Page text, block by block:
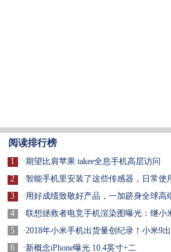
阅读排行榜
1
2
3
4
5
6
·期望比肩苹果 takee全息手机高层访问
·智能手机里安装了这些传感器，日常使
·用好成绩致敬好产品，一加跻身全球高
·联想拯救者电竞手机渲染图曝光：继小
·2018年小米手机出货量创纪录！小米9出
·新概念iPhone曝光 10.4英寸+二